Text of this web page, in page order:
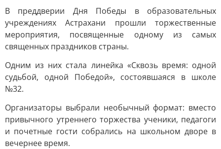
В преддверии Дня Победы в образовательных
учреждениях Астрахани прошли торжественные
мероприятия, посвященные одному из самых
священных праздников страны.
Одним из них стала линейка «Сквозь время: одной
судьбой, одной Победой», состоявшаяся в школе
№32.
Организаторы выбрали необычный формат: вместо
привычного утреннего торжества ученики, педагоги
и почетные гости собрались на школьном дворе в
вечернее время.